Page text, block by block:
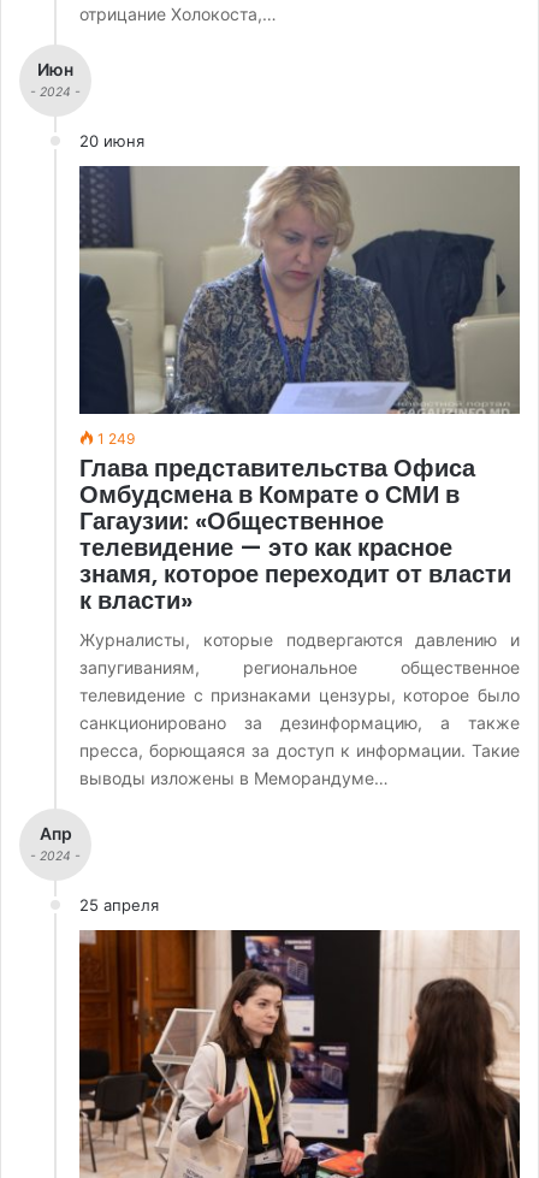
отрицание Холокоста,…
Июн
- 2024 -
20 июня
1 249
Глава представительства Офиса
Омбудсмена в Комрате о СМИ в
Гагаузии: «Общественное
телевидение — это как красное
знамя, которое переходит от власти
к власти»
Журналисты, которые подвергаются давлению и
запугиваниям, региональное общественное
телевидение с признаками цензуры, которое было
санкционировано за дезинформацию, а также
пресса, борющаяся за доступ к информации. Такие
выводы изложены в Меморандуме…
Апр
- 2024 -
25 апреля